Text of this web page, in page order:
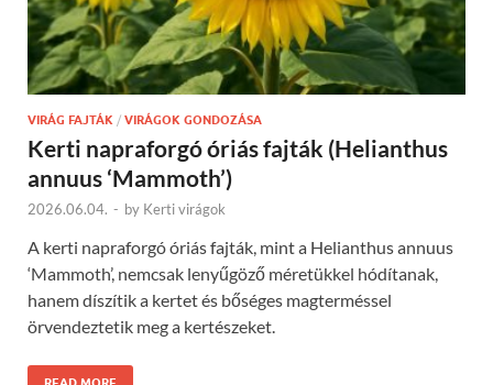
VIRÁG FAJTÁK / VIRÁGOK GONDOZÁSA
Kerti napraforgó óriás fajták (Helianthus
annuus ‘Mammoth’)
2026.06.04. - by Kerti virágok
A kerti napraforgó óriás fajták, mint a Helianthus annuus
‘Mammoth’, nemcsak lenyűgöző méretükkel hódítanak,
hanem díszítik a kertet és bőséges magterméssel
örvendeztetik meg a kertészeket.